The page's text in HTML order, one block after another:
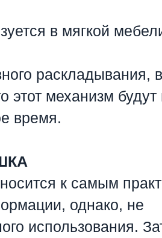
в мягкой
раскладывания,
этот механизм
время.
к самым
однако, не
использования.